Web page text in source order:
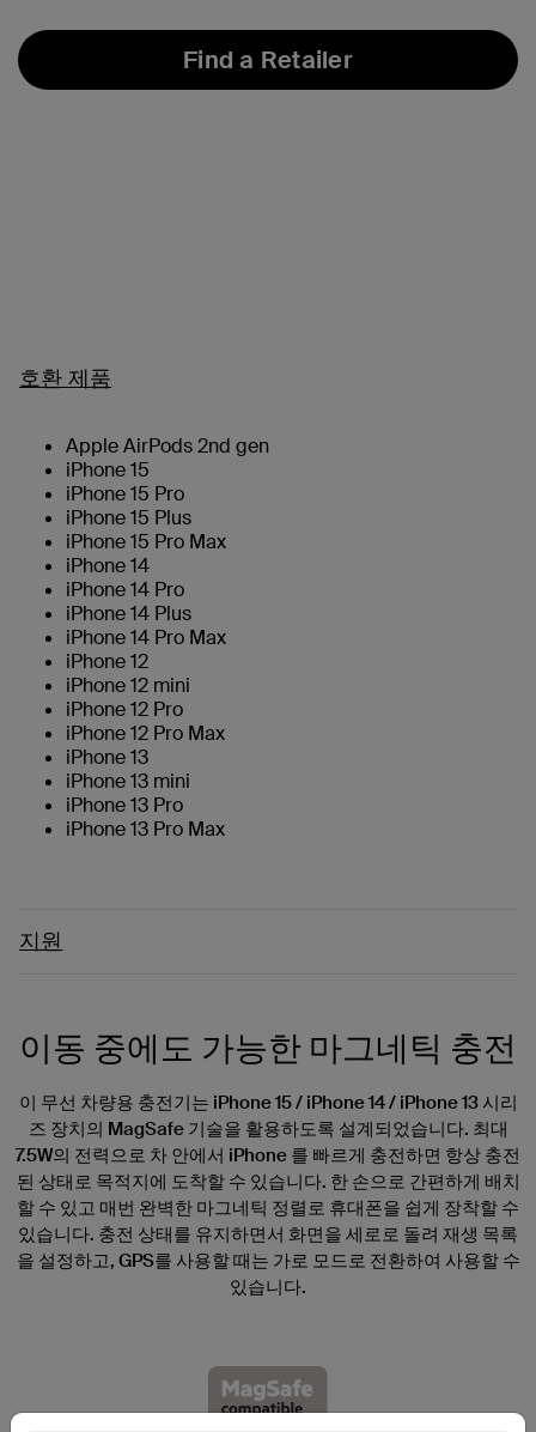
Find a Retailer
호환 제품
Apple AirPods 2nd gen
iPhone 15
iPhone 15 Pro
iPhone 15 Plus
iPhone 15 Pro Max
iPhone 14
iPhone 14 Pro
iPhone 14 Plus
iPhone 14 Pro Max
iPhone 12
iPhone 12 mini
iPhone 12 Pro
iPhone 12 Pro Max
iPhone 13
iPhone 13 mini
iPhone 13 Pro
iPhone 13 Pro Max
지원
이동 중에도 가능한 마그네틱 충전
이 무선 차량용 충전기는 iPhone 15 / iPhone 14 / iPhone 13 시리
즈 장치의 MagSafe 기술을 활용하도록 설계되었습니다. 최대
7.5W의 전력으로 차 안에서 iPhone 를 빠르게 충전하면 항상 충전
된 상태로 목적지에 도착할 수 있습니다. 한 손으로 간편하게 배치
할 수 있고 매번 완벽한 마그네틱 정렬로 휴대폰을 쉽게 장착할 수
있습니다. 충전 상태를 유지하면서 화면을 세로로 돌려 재생 목록
을 설정하고, GPS를 사용할 때는 가로 모드로 전환하여 사용할 수
있습니다.